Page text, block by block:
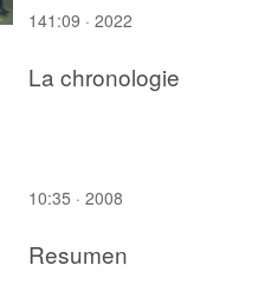
141:09 · 2022
La chronologie
10:35 · 2008
Resumen